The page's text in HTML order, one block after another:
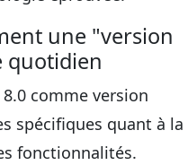
une "version
quotidien
comme version
spécifiques quant à la
fonctionnalités.